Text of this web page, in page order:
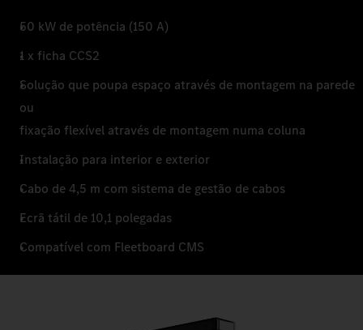
50 kW de potência (150 A)
1 x ficha CCS2
Solução que poupa espaço através de montagem na parede
ou
fixação flexível através de montagem numa coluna
Instalação para interior e exterior
Cabo de 4,5 m com sistema de gestão de cabos
Ecrã tátil de 10,1 polegadas
Compatível com Fleetboard CMS